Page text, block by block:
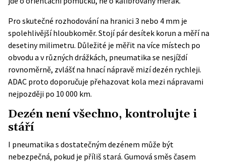
Pro skutečné rozhodování na hranici 3 nebo 4 mm je
spolehlivější hloubkoměr. Stojí pár desítek korun a měří na
desetiny milimetru. Důležité je měřit na více místech po
obvodu a v různých drážkách, pneumatika se nesjíždí
rovnoměrně, zvlášť na hnací nápravě mizí dezén rychleji.
ADAC proto doporučuje přehazovat kola mezi nápravami
nejpozději po 10 000 km.
Dezén není všechno, kontrolujte i
stáří
I pneumatika s dostatečným dezénem může být
nebezpečná, pokud je příliš stará. Gumová směs časem